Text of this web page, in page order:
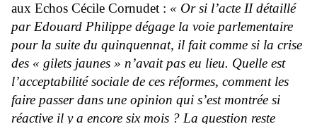
aux Echos Cécile Cornudet : « Or si l’acte II détaillé
par Edouard Philippe dégage la voie parlementaire
pour la suite du quinquennat, il fait comme si la crise
des « gilets jaunes » n’avait pas eu lieu. Quelle est
l’acceptabilité sociale de ces réformes, comment les
faire passer dans une opinion qui s’est montrée si
réactive il y a encore six mois ? La question reste